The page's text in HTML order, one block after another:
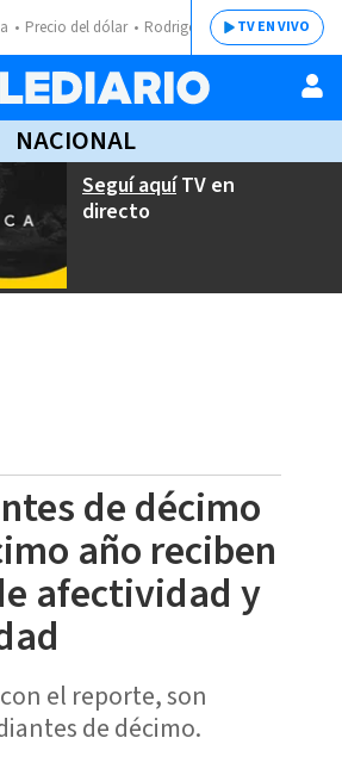
Precio del dólar Rodrigo ChavesTV EN VIVO
NACIONAL
Seguí aquíTV en
directo
de décimo
año reciben
afectividad y
el reporte, son
de décimo.